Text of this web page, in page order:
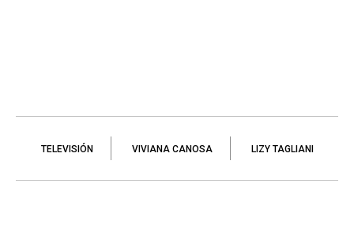
TELEVISIÓN VIVIANA CANOSA LIZY TAGLIANI